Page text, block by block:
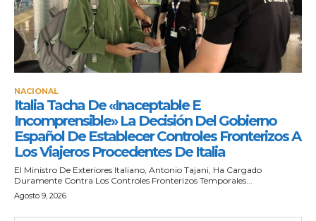
NACIONAL
Italia Tacha De «inaceptable E
Incomprensible» La Decisión Del Gobierno
Español De Establecer Controles Fronterizos A
Los Viajeros Procedentes De Italia
El Ministro De Exteriores Italiano, Antonio Tajani, Ha Cargado
Duramente Contra Los Controles Fronterizos Temporales...
Agosto 9, 2026